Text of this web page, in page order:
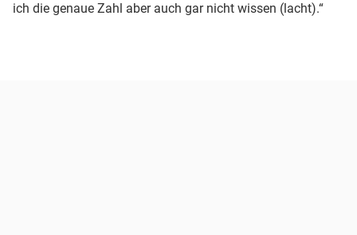
ich die genaue Zahl aber auch gar nicht wissen (lacht).“